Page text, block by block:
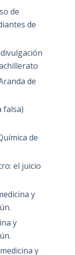
de
de
de
falsa)
de
el juicio
y
y
y